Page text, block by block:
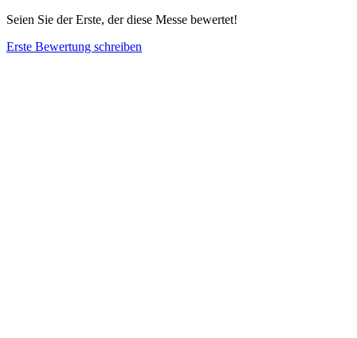
Seien Sie der Erste, der diese Messe bewertet!
Erste Bewertung schreiben